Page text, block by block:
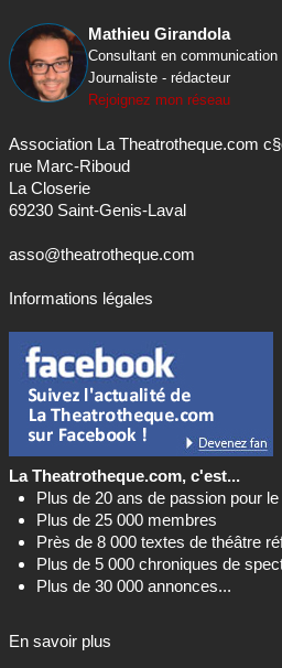
Mathieu Girandola
Consultant en communication
Journaliste - rédacteur
Rejoignez mon réseau
Association La Theatrotheque.com
rue Marc-Riboud
La Closerie
69230 Saint-Genis-Laval
asso@theatrotheque.com
Informations légales
La Theatrotheque.com, c'est...
Plus de 20 ans de passion pour
Plus de 25 000 membres
Près de 8 000 textes de théâtre
Plus de 5 000 chroniques de
Plus de 30 000 annonces...
En savoir plus